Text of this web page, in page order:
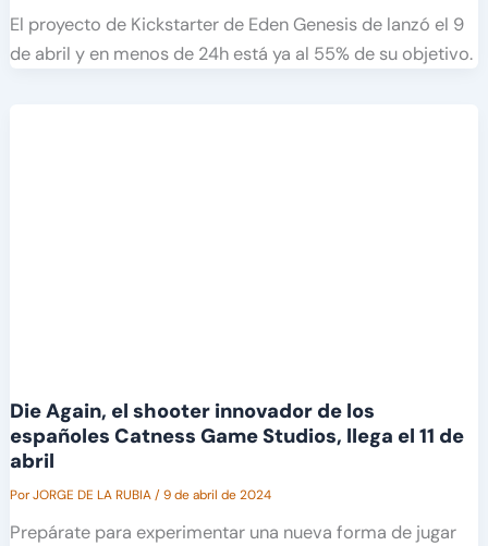
El proyecto de Kickstarter de Eden Genesis de lanzó el 9
de abril y en menos de 24h está ya al 55% de su objetivo.
Die Again, el shooter innovador de los
españoles Catness Game Studios, llega el 11 de
abril
PorJORGE DE LA RUBIA/9 de abril de 2024
Prepárate para experimentar una nueva forma de jugar